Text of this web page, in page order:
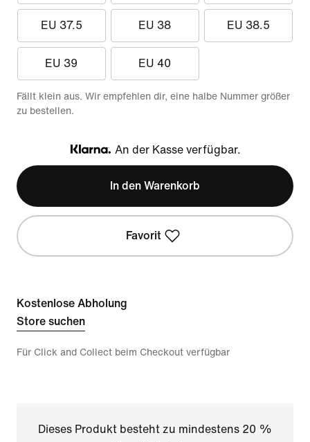
EU 37.5 EU 38 EU 38.5
EU 39 EU 40
Fällt klein aus. Wir empfehlen dir, eine halbe Nummer größer
zu bestellen.
Klarna
An der Kasse verfügbar.
In den Warenkorb
Favorit
Kostenlose Abholung
Store suchen
Für Click and Collect beim Checkout verfügbar
Dieses Produkt besteht zu mindestens 20 %